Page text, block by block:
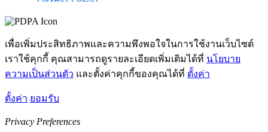
เพื่อเพิ่มประสิทธิภาพและความพึงพอใจในการใช้งานเว็บไซต์
เราใช้คุกกี้ คุณสามารถดูรายละเอียดเพิ่มเติมได้ที่ นโยบาย
ความเป็นส่วนตัว และตั้งค่าคุกกี้ของคุณได้ที่ ตั้งค่า
ตั้งค่า ยอมรับ
Privacy Preferences